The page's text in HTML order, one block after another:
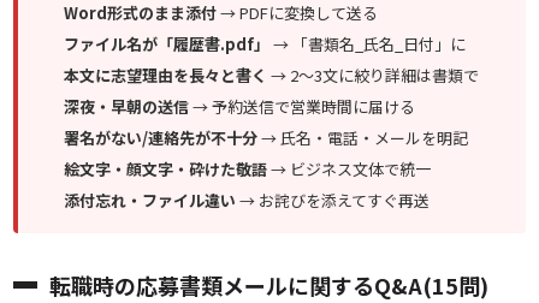
Word形式のまま添付→ PDFに変換して送る
ファイル名が「履歴書.pdf」 → 「書類名_氏名_日付」に
本文に志望理由を長々と書く → 2〜3文に絞り詳細は書類で
深夜・早朝の送信→ 予約送信で営業時間に届ける
署名がない/連絡先が不十分→ 氏名・電話・メールを明記
絵文字・顔文字・砕けた敬語→ ビジネス文体で統一
添付忘れ・ファイル違い → お詫びを添えてすぐ再送
転職時の応募書類メールに関するQ&A(15問)